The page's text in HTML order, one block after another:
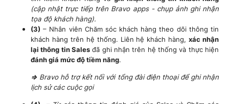
(cập nhật trực tiếp trên Bravo apps - chụp ảnh ghi nhận
tọa độ khách hàng).
(3) – Nhân viên Chăm sóc khách hàng theo dõi thông tin
khách hàng trên hệ thống. Liên hệ khách hàng,xác nhận
lại thông tin Sales đã ghi nhận trên hệ thống và thực hiện
đánh giá mức độ tiềm năng.
=> Bravo hỗ trợ kết nối với tổng đài điện thoại để ghi nhận
lịch sử các cuộc gọi